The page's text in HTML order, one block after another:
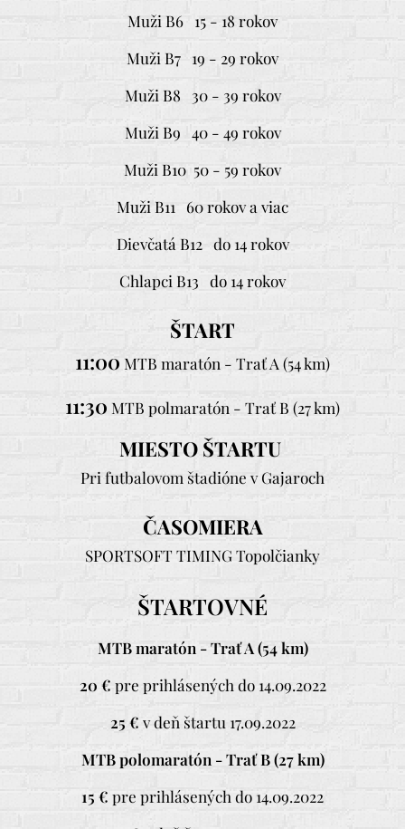
Muži B6 15 - 18 rokov
Muži B7 19 - 29 rokov
Muži B8 30 - 39 rokov
Muži B9 40 - 49 rokov
Muži B10 50 - 59 rokov
Muži B11 60 rokov a viac
Dievčatá B12 do 14 rokov
Chlapci B13 do 14 rokov
ŠTART
11:00 MTB maratón - Trať A (54 km)
11:30 MTB polmaratón - Trať B (27 km)
MIESTO ŠTARTU
Pri futbalovom štadióne v Gajaroch
ČASOMIERA
SPORTSOFT TIMING Topolčianky
ŠTARTOVNÉ
MTB maratón - Trať A (54 km)
20 € pre prihlásených do 14.09.2022
25 € v deň štartu 17.09.2022
MTB polomaratón - Trať B (27 km)
15 € pre prihlásených do 14.09.2022